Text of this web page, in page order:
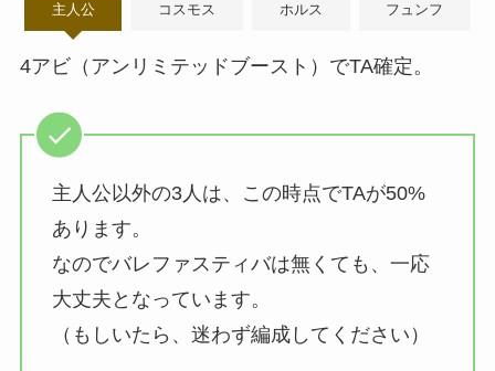
主人公 コスモス ホルス フュンフ
4アビ（アンリミテッドブースト）でTA確定。
主人公以外の3人は、この時点でTAが50%
あります。
なのでバレファスティバは無くても、一応
大丈夫となっています。
（もしいたら、迷わず編成してください）